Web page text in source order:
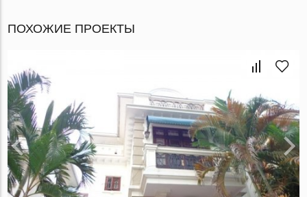
ПОХОЖИЕ ПРОЕКТЫ